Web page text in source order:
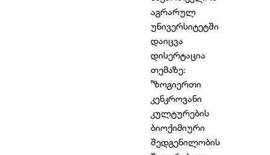
აგრარულ
უნივერსიტეტში
დაიცვა
დისერტაცია
თემაზე:
"ზოგიერთი
კენკროვანი
კულტურების
ბიოქიმიური
შედგენილობის